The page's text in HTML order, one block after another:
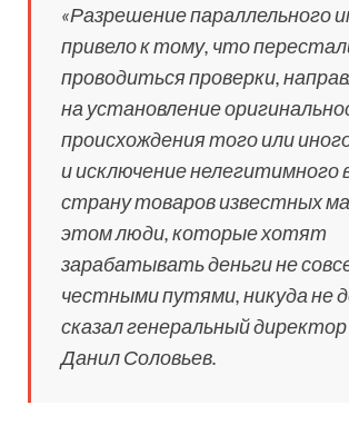
«Разрешение параллельного
привело к тому, что
проводиться проверки,
на установление
происхождения того или
и исключение нелегитимного
страну товаров известных
этом люди, которые хотят
зарабатывать деньги не
честными путями, никуда не
сказал генеральный директор
Данил Соловьев.